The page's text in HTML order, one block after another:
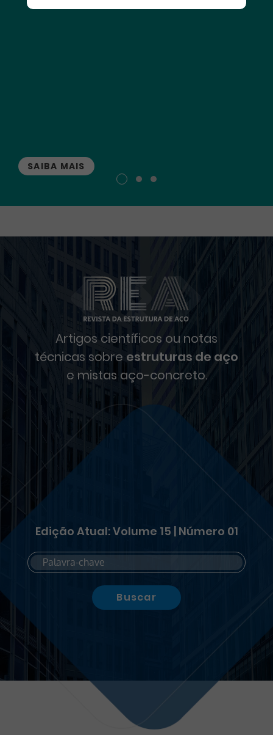
SAIBA MAIS
Artigos científicos ou notas
técnicas sobre estruturas de aço
e mistas aço-concreto.
Edição Atual: Volume 15 | Número 01
Buscar